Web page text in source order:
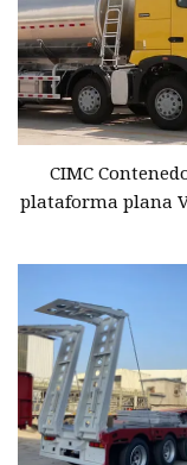
CIMC
plataforma plana
cama baja